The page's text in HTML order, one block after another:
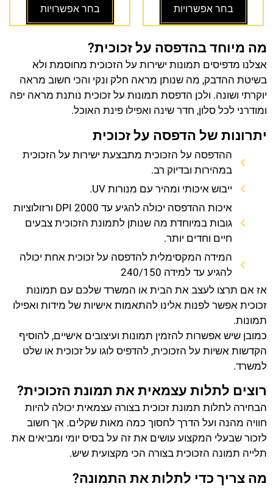
בחר אפשרויות בחר אפשרויות
מה מיוחד בהדפסה על זכוכית?
אצלנו מדפיסים תמונות ישירות על הזכוכית מחוסמת ולא
בשיטת ההדבק, מה שנותן מראה חלק ונקי והכי חשוב מראה
יוקרתי ושונה. ולכן הדפסת תמונות על זכוכית נותנת מראה יפה
ומודרני לכל סלון, חדר שינה ואפילו פינת האוכל.
יתרונות של הדפסה על זכוכית
ההדפסה על הזכוכית מתבצעת ישירות על הזכוכית
במהירות ובדיוק רב.
ייבוש איכותי ומהיר עם מנורות UV.
איכות ההדפסה יכולה להגיע עד 2000 DPI ורזולוציות
גובות במיוחדת מה שנותן לתמונת הזכוכית צבעים
חיים וחדים יותר.
המידה המקסימלית להדפסה על זכוכית אחת יכולה
להגיע עד למידה 240/150
אז אם תרצו לעצב את הבית או המשרד שלכם עם תמונות
זכוכית אפשר לפנות אלינו להתאמות אישיות של מידות ואפילו
תמונות.
כמובן שיש אפשרות להזמין תמונות ועיצובים אישיים, להוסיף
הקדשות אשיות על הזכוכית, להדפיס לוגו על זכוכית או שלט
למשרד.
רוצים לתלות עצמאית את תמונת הזכוכית?
הבחירה לתלות תמונת זכוכית בצורה עצמאית יכולה להיות
חוויה מהנה ועל הדרך לחסוך כמה מאות שקלים. אך חשוב
לזכור שבעלי המקצוע עושים את זה על בסיס יומי ומביאים את
תלייה תמונה הזכוכית בצורה הכי מקצועית שיש.
מה צריך כדי לתלות את התמונה?